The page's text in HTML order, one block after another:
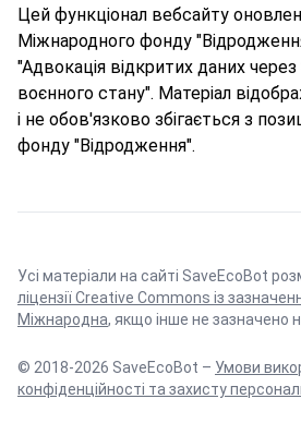
Цей функціонал вебсайту
Міжнародного фонду
"Адвокація відкритих даних
воєнного стану". Матеріал
і не обов'язково збігається з
фонду "Відродження".
Усі матеріали на сайті SaveEcoBot
ліцензії Creative Commons із
Міжнародна, якщо інше не зазначено
© 2018-2026 SaveEcoBot – Умови
конфіденційності та захисту